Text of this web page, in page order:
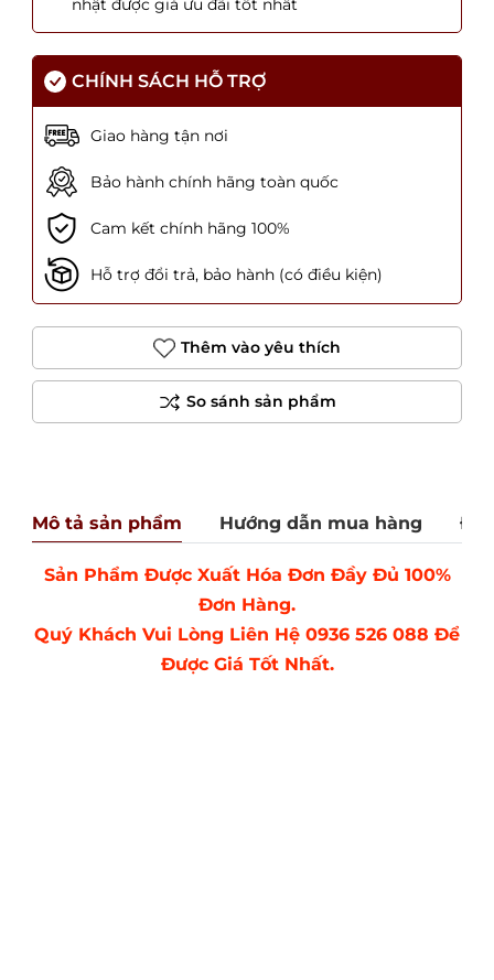
nhật được giá ưu đãi tốt nhất
CHÍNH SÁCH HỖ TRỢ
Giao hàng tận nơi
Bảo hành chính hãng toàn quốc
Cam kết chính hãng 100%
Hỗ trợ đổi trả, bảo hành (có điều kiện)
Thêm vào yêu thích
Mô tả sản phẩm Hướng dẫn mua hàng
Sản Phẩm Được Xuất Hóa Đơn Đầy Đủ 100%
Đơn Hàng.
Quý Khách Vui Lòng Liên Hệ 0936 526 088 Để
Được Giá Tốt Nhất.